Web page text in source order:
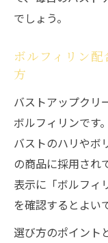
でしょう。
ボルフィリン配
方
バストアップクリ
ボルフィリンです
バストのハリやボ
の商品に採用され
表示に「ボルフィ
を確認するとよい
選び方のポイント